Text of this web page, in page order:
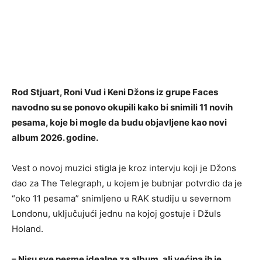
Rod Stjuart, Roni Vud i Keni Džons iz grupe Faces
navodno su se ponovo okupili kako bi snimili 11 novih
pesama, koje bi mogle da budu objavljene kao novi
album 2026. godine.
Vest o novoj muzici stigla je kroz intervju koji je Džons
dao za The Telegraph, u kojem je bubnjar potvrdio da je
“oko 11 pesama” snimljeno u RAK studiju u severnom
Londonu, uključujući jednu na kojoj gostuje i Džuls
Holand.